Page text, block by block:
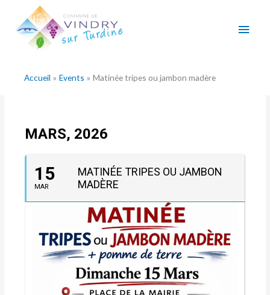
contenu
Accueil Events Matinée tripes ou jambon madère
MARS, 2026
15
MAR
MATINÉE TRIPES OU JAMBON
MADÈRE